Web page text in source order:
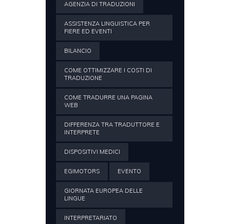
AGENZIA DI TRADUZIONI
ASSISTENZA LINGUISTICA PER
FIERE ED EVENTI
BILANCIO
COME OTTIMIZZARE I COSTI DI
TRADUZIONE
COME TRADURRE UNA PAGINA
WEB
DIFFERENZA TRA TRADUTTORE E
INTERPRETE
DISPOSITIVI MEDICI
EGIMOTORS EVENTO
GIORNATA EUROPEA DELLE
LINGUE
INTERPRETARIATO